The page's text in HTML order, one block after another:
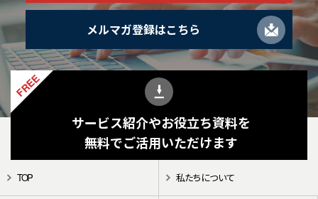
メルマガ登録はこちら
FREE
サービス紹介やお役立ち資料を
無料でご活用いただけます
TOP 私たちについて